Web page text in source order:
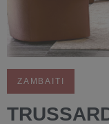
ZAMBAITI